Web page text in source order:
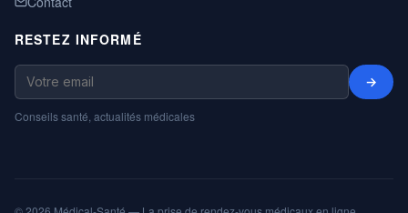
RESTEZ INFORMÉ
→
Conseils santé, actualités médicales